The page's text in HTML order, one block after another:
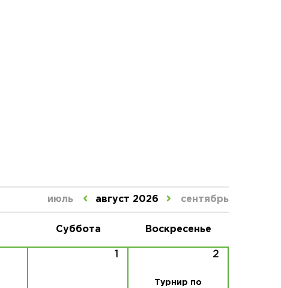
июль август 2026 сентябрь
Суббота Воскресенье
1 2
Турнир по